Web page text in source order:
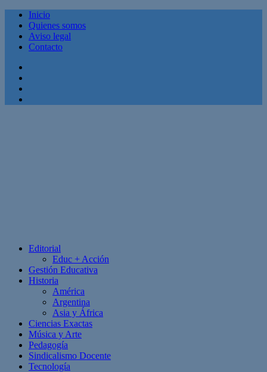
Inicio
Quienes somos
Aviso legal
Contacto
Editorial
Educ + Acción
Gestión Educativa
Historia
América
Argentina
Asia y África
Ciencias Exactas
Música y Arte
Pedagogía
Sindicalismo Docente
Tecnología